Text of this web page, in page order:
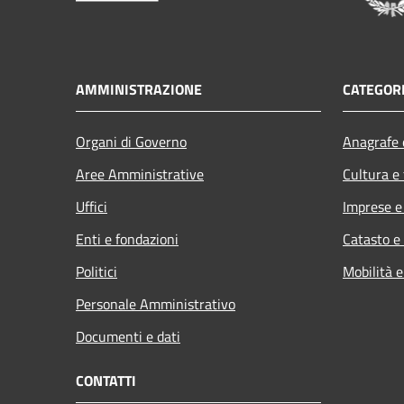
AMMINISTRAZIONE
Organi di Governo
Aree Amministrative
Uffici
Enti e fondazioni
Politici
Personale Amministrativo
Documenti e dati
Cultura
Imprese
Catasto
Mobilità
CONTATTI